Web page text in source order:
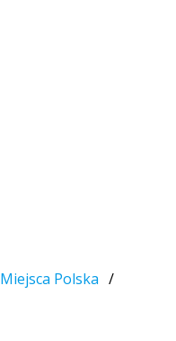
Miejsca Polska